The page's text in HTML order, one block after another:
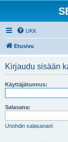
UKK
Etusivu
Kirjaudu sisään
Käyttäjätunnus:
Salasana:
Unohdin salasanani